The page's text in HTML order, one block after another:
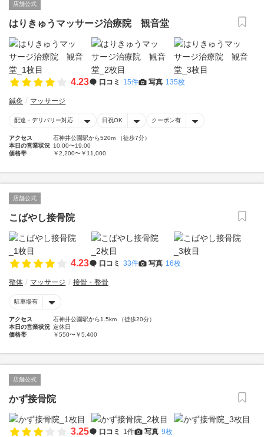
店舗公式
はりきゅうマッサージ治療院 観音堂
4.23 口コミ 15件 写真 135枚
鍼灸 マッサージ
配達・デリバリー対応 日祝OK クーポン有
アクセス
石神井公園駅から520m （徒歩7分）
本日の営業状況 10:00〜19:00
価格帯
￥2,200〜￥11,000
店舗公式
こばやし接骨院
4.23 口コミ 33件 写真 16枚
整体 マッサージ 接骨・整骨
駐車場有
アクセス
石神井公園駅から1.5km （徒歩20分）
本日の営業状況 定休日
価格帯
￥550〜￥5,400
店舗公式
かず接骨院
3.25 口コミ 1件 写真 9枚